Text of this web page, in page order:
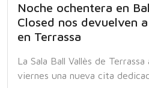
Noche ochentera en
Closed nos devuelven
en Terrassa
La Sala Ball Vallès de
viernes una nueva cita